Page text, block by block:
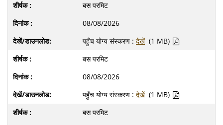
बस परमिट
08/08/2026
पहुँच योग्य संस्करण : देखें (1 MB)
बस परमिट
08/08/2026
पहुँच योग्य संस्करण : देखें (1 MB)
बस परमिट